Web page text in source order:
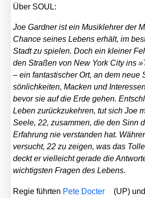
Über SOUL:
Joe Gard­ner ist ein Musik­leh­rer der
Chan­ce sei­nes Lebens erhält, im
Stadt zu spie­len. Doch ein klei­ner
den Stra­ßen von New York City ins
– ein fan­tas­ti­scher Ort, an dem
sön­lich­kei­ten, Macken und
bevor sie auf die Erde gehen.
Leben zurück­zu­keh­ren, tut sich Joe
See­le, 22, zusam­men, die den Sinn
Erfah­rung nie ver­stan­den hat.
ver­sucht, 22 zu zei­gen, was das
deckt er viel­leicht gera­de die
wich­tigs­ten Fra­gen des Lebens.
Regie führ­ten Pete Doc­ter (UP) und